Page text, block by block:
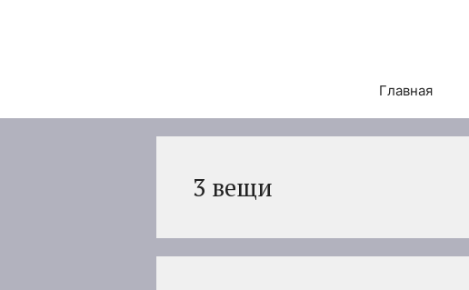
Главная
3 вещи